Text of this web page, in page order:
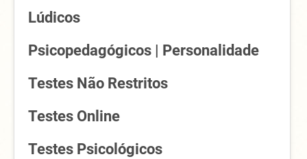
Lúdicos
Psicopedagógicos | Personalidade
Testes Não Restritos
Testes Online
Testes Psicológicos